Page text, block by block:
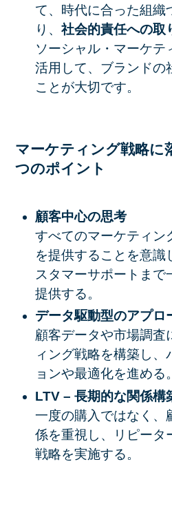
て、時代に合った組織
り、 社会的責任への取
ソーシャル・マーケテ
活用して、ブランドの
ことが大切です。
マーケティング戦略に
つのポイント
顧客中心の思考
すべてのマーケティン
を提供することを意識
スタマーサポートまで
提供する。
データ駆動型のアプロ
顧客データや市場調査
ィング戦略を構築し、
ョンや最適化を進める。
LTV – 長期的な関係構
一度の購入ではなく、
係を重視し、リピータ
戦略を実施する。